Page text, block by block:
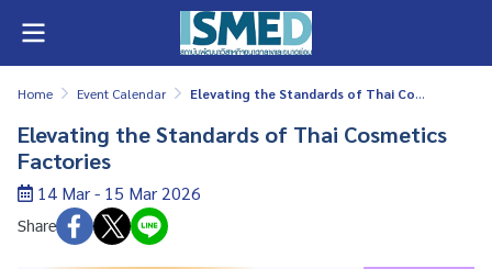
Home Event Calendar Elevating the Standards of Thai Cosmetics Factories
Elevating the Standards of Thai Cosmetics
Factories
14 Mar - 15 Mar 2026
Share